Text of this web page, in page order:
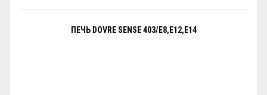
ПЕЧЬ DOVRE SENSE 403/E8,E12,E14